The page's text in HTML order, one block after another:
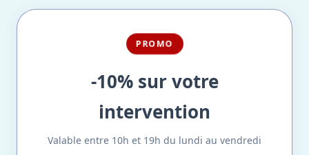
PROMO
-10% sur votre
intervention
Valable entre 10h et 19h du lundi au vendredi